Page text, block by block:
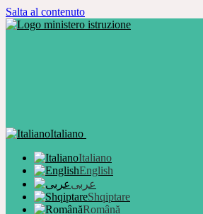
Salta al contenuto
Italiano
Italiano
English
عربى
Shqiptare
Română